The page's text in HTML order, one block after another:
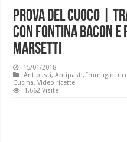
Prova del Cuoco |
con fontina bacon
Marsetti
15/01/2018
Antipasti,Antipasti,Immagini
Cucina,Video ricette
1,662 Visite